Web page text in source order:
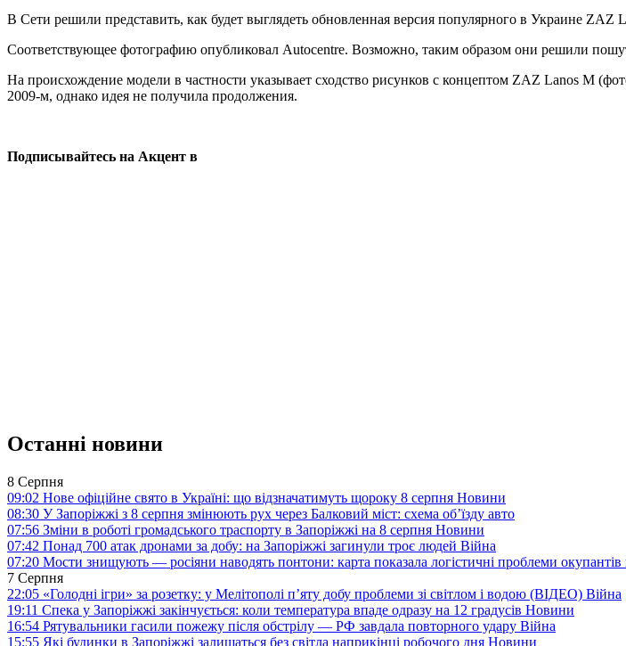
В Сети решили представить, как будет выглядеть обновленная версия популярного в Украине ZAZ
Соответствующее фотографию опубликовал Autocentre. Возможно, таким образом они решили
На происхождение модели в частности указывает сходство рисунков с концептом ZAZ Lanos M
2009-м, однако идея не получила продолжения.
Подписывайтесь на Акцент в
Останні новини
8 Серпня
09:02 Нове офіційне свято в Україні: що відзначатимуть щороку 8 серпня Новини
08:30 У Запоріжжі з 8 серпня змінюють рух через Балковий міст: схема об’їзду авто
07:56 Зміни в роботі громадського траспорту в Запоріжжі на 8 серпня Новини
07:42 Понад 700 атак дронами за добу: на Запоріжжі загинули троє людей Війна
07:20 Мости знищують — росіяни наводять понтони: карта показала логістичні проблеми окупантів
7 Серпня
22:05 «Голодні ігри» за розетку: у Мелітополі п’яту добу проблеми зі світлом і водою (ВІДЕО) Війна
19:11 Спека у Запоріжжі закінчується: коли температура впаде одразу на 12 градусів Новини
16:54 Рятувальники гасили пожежу після обстрілу — РФ завдала повторного удару Війна
15:55 Які будинки в Запоріжжі залишаться без світла наприкінці робочого дня Новини